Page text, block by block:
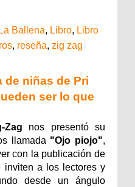
La Ballena, Libro, Libro
, reseña, zig zag
de niñas de Pri
ser lo que
Zag nos presentó su
llamada "Ojo piojo",
con la publicación de
inviten a los lectores y
desde un ángulo